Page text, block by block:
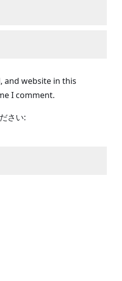
and website in this
I comment.
さい: